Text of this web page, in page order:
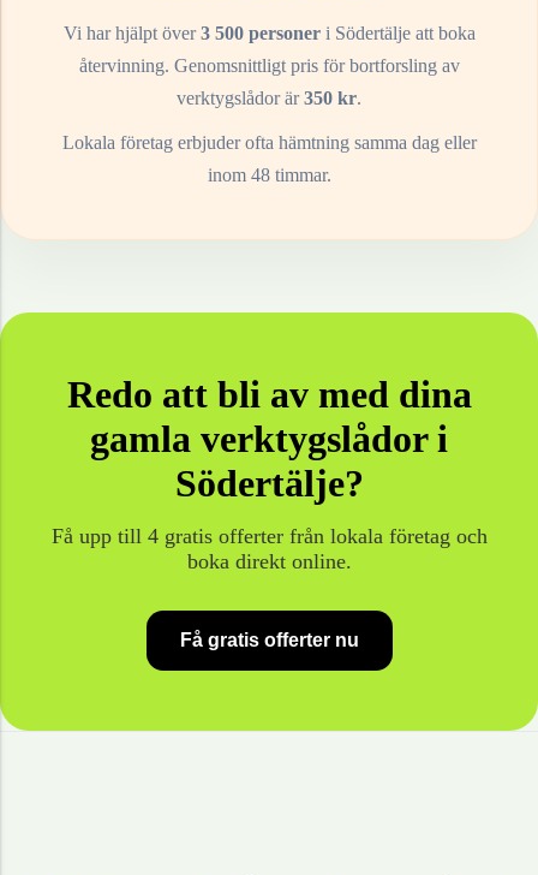
Vi har hjälpt över3 500 personeri Södertäljeatt boka
återvinning. Genomsnittligt pris för bortforsling av
verktygslådorär350 kr.
Lokala företag erbjuder ofta hämtning samma dag eller
inom 48 timmar.
Redo att bli av med dina
gamla verktygslådori
Södertälje?
Få upp till 4 gratis offerter från lokala företag och
boka direkt online.
Få gratis offerter nu